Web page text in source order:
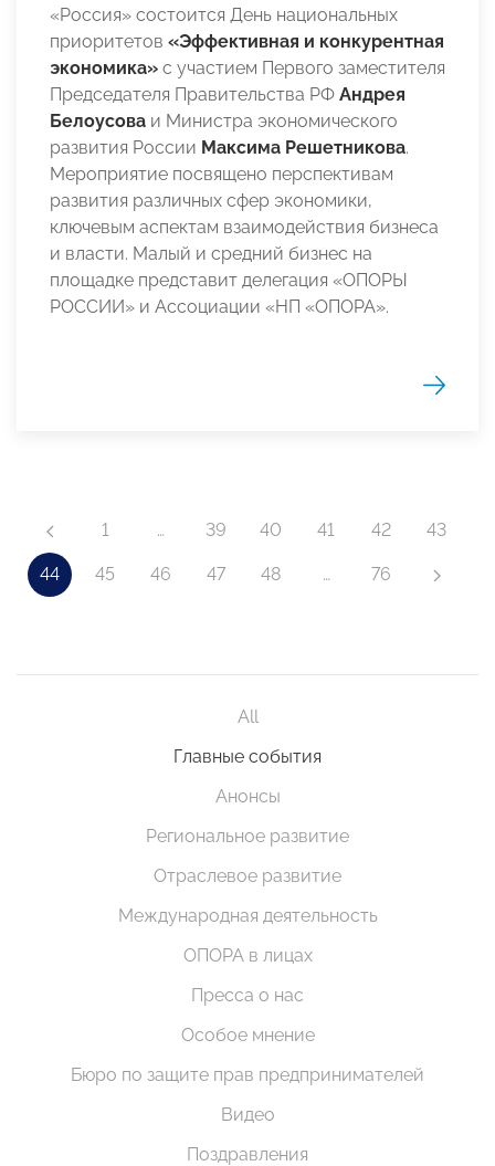
«Россия» состоится День национальных
приоритетов «Эффективная и конкурентная
экономика» с участием Первого заместителя
Председателя Правительства РФ Андрея
Белоусова и Министра экономического
развития России Максима Решетникова.
Мероприятие посвящено перспективам
развития различных сфер экономики,
ключевым аспектам взаимодействия бизнеса
и власти. Малый и средний бизнес на
площадке представит делегация «ОПОРЫ
РОССИИ» и Ассоциации «НП «ОПОРА».
1 … 39 40 41 42 43
44 45 46 47 48 … 76
All
Главные события
Анонсы
Региональное развитие
Отраслевое развитие
Международная деятельность
ОПОРА в лицах
Пресса о нас
Особое мнение
Бюро по защите прав предпринимателей
Видео
Поздравления